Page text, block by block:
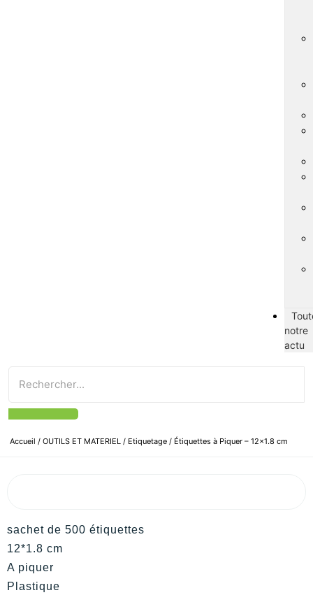
notre
actu
Accueil / OUTILS ET MATERIEL / Etiquetage / Étiquettes à Piquer – 12×1.8 cm
sachet de 500 étiquettes
12*1.8 cm
A piquer
Plastique